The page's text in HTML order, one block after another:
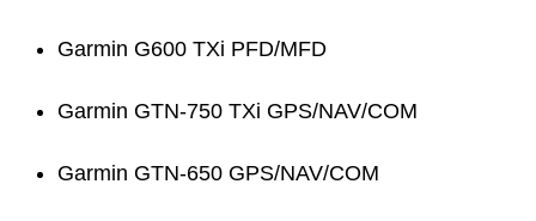
Garmin G600 TXi PFD/MFD
Garmin GTN-750 TXi GPS/NAV/COM
Garmin GTN-650 GPS/NAV/COM